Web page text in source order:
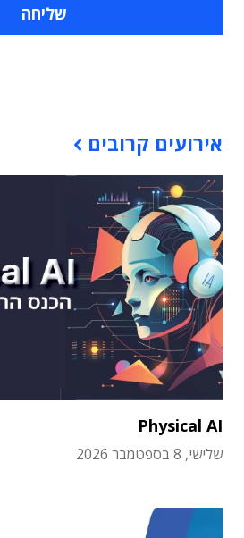
אירועים קרובים
Physical AI
שלישי, 8 בספטמבר 2026